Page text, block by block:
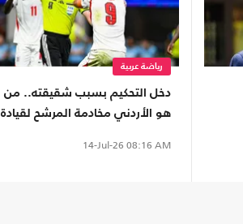
رياضة عربية
دخل التحكيم بسبب شقيقته.. من
هو الأردني مخادمة المرشح لقيادة
14-Jul-26 08:16 AM